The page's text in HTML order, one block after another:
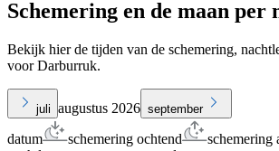
Schemering en de maan per
Bekijk hier de tijden van de schemering,
voor Darburruk.
juli augustus 2026 september
datum schemering ochtend
schemering